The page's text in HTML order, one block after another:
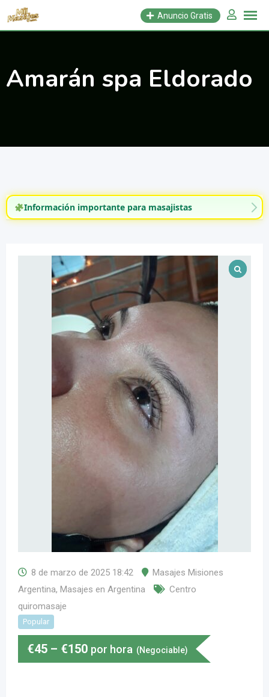
Saltar
Anuncio Gratis
Amarán spa Eldorado
Información importante para masajistas
8 de marzo de 2025 18:42
Masajes Misiones
Argentina, Masajes en Argentina
Centro
quiromasaje
Popular
€45 – €150 por hora (Negociable)